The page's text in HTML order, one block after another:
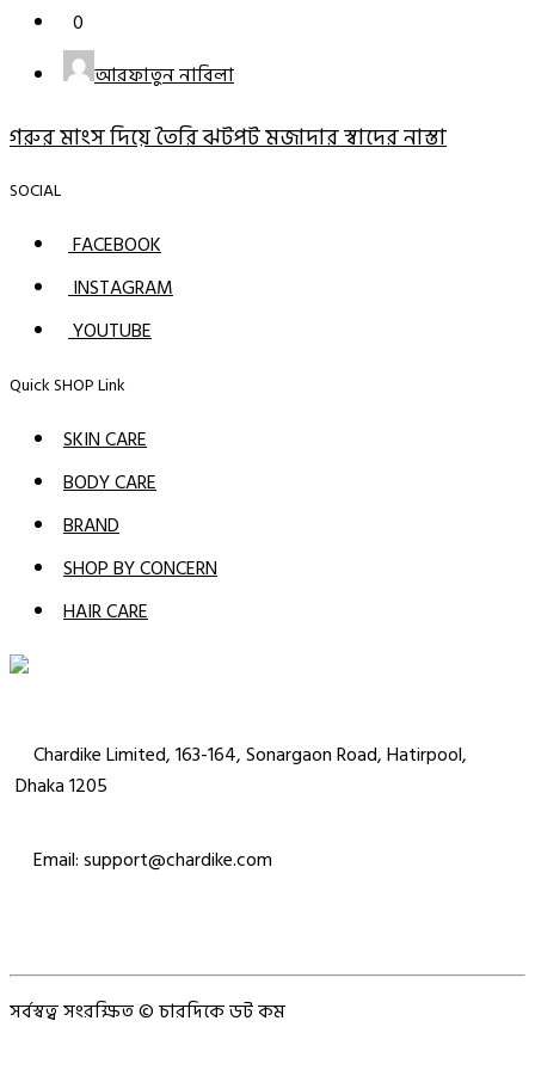
0
আরফাতুন নাবিলা
গরুর মাংস দিয়ে তৈরি ঝটপট মজাদার স্বাদের নাস্তা
SOCIAL
FACEBOOK
INSTAGRAM
YOUTUBE
Quick SHOP Link
SKIN CARE
BODY CARE
BRAND
SHOP BY CONCERN
HAIR CARE
Chardike Limited, 163-164, Sonargaon Road, Hatirpool,
Dhaka 1205
Email: support@chardike.com
সর্বস্বত্ব সংরক্ষিত © চারদিকে ডট কম